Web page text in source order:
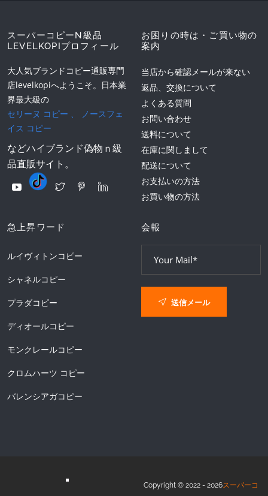
スーパーコピーN級品
LEVELKOPIプロフィール
大人気ブランドコピー通販専門
店levelkopiへようこそ。日本業
界最大級の
セリーヌ コピー
ノースフェ
イス コピー
などハイブランド偽物ｎ級
品直販サイト。
お困りの時は・ご買い物の
案内
当店から確認メールが来ない
返品、交換について
よくある質問
お問い合わせ
送料について
在庫に関しまして
配送について
お支払いの方法
お買い物の方法
急上昇ワード
ルイヴィトンコピー
シャネルコピー
プラダコピー
ディオールコピー
モンクレールコピー
クロムハーツ コピー
バレンシアガコピー
会報
送信メール
Copyright © 2022 - 2026スーパーコ